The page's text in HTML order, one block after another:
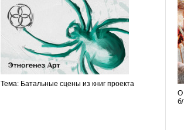
Тема: Батальные сцены из книг проекта
О